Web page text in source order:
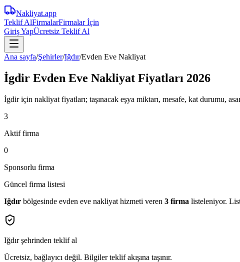
Nakliyat.app
Teklif AlFirmalarFirmalar İçin
Giriş YapÜcretsiz Teklif Al
Ana sayfa/Şehirler/Iğdır/Evden Eve Nakliyat
İgdir Evden Eve Nakliyat Fiyatları 2026
İgdir için nakliyat fiyatları; taşınacak eşya miktarı, mesafe, kat durumu,
3
Aktif firma
0
Sponsorlu firma
Güncel firma listesi
Iğdır bölgesinde evden eve nakliyat hizmeti veren 3 firma listeleniyor.
Iğdırşehrinden teklif al
Ücretsiz, bağlayıcı değil. Bilgiler teklif akışına taşınır.